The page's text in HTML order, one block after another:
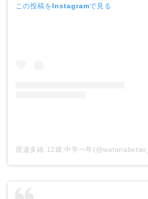
この投稿をInstagramで見る